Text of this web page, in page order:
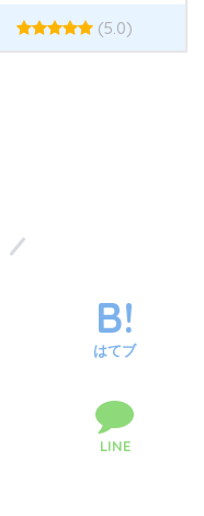
(5.0)
はてブ
LINE